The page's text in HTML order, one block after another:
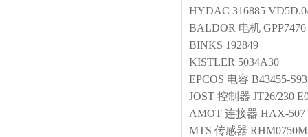
HYDAC 316885
BALDOR 电机
BINKS 192849
KISTLER 5034A30
EPCOS 电容 B43455-
JOST 控制器 JT26/230
AMOT 连接器 HAX-507
MTS 传感器